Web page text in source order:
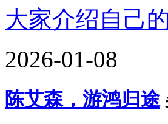
大家介绍自己
2026-01-08
陈艾森，游鸿归途